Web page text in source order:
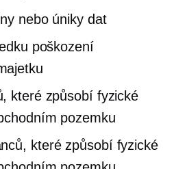
nebo úniky dat
poškození
které způsobí fyzické
pozemku
které způsobí fyzické